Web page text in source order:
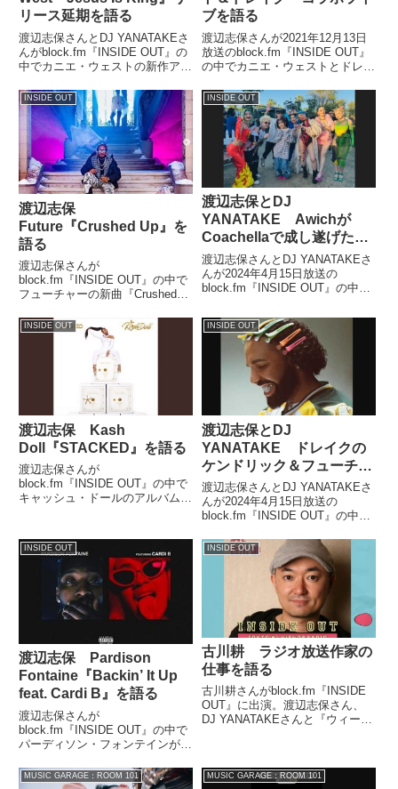
リース延期を語る
渡辺志保さんとDJ YANATAKEさ
んがblock.fm『INSIDE OUT』の
中でカニエ・ウェストの新作アル
予定日からリリース日を延期した
件について話していました。（渡
辺志保）そして私はこの週...
ブを語る
渡辺志保さんが2021年12月13日
放送のblock.fm『INSIDE OUT』
の中でカニエ・ウェストとドレイ
様を話していました。
INSIDE OUT
渡辺志保
Future『Crushed Up』を
語る
渡辺志保さんが
block.fm『INSIDE OUT』の中で
フューチャーの新曲『Crushed
this post on Instagram Jan 18th
album title TBA #FUTU...
INSIDE OUT
渡辺志保とDJ
YANATAKE Awichが
Coachellaで成し遂げた偉
業を語る
渡辺志保さんとDJ YANATAKEさ
んが2024年4月15日放送の
block.fm『INSIDE OUT』の中で
についてトーク。88risingステー
ジに登場したAwichが成し遂げた
偉業について、話していました。
INSIDE OUT
渡辺志保 Kash
Doll『STACKED』を語る
渡辺志保さんが
block.fm『INSIDE OUT』の中で
キャッシュ・ドールのアルバム
した。10/4 I’ll b giving birth to
my firs...
INSIDE OUT
渡辺志保とDJ
YANATAKE ドレイクの
ケンドリック＆フューチャ
ーへのアンサー曲を語る
渡辺志保さんとDJ YANATAKEさ
んが2024年4月15日放送の
block.fm『INSIDE OUT』の中で
のアルバムでのケンドリック・ラ
マーをフューチャーした『Like
That』でのドレイク＆J・コール
へのディスを発端とした諍いにつ
いてトーク。J・コールのアンサ
ー曲撤回やドレイクのリークされ
たアンサー曲の内容などについて
話していました。
INSIDE OUT
渡辺志保 Pardison
Fontaine『Backin’ It Up
feat. Cardi B』を語る
渡辺志保さんが
block.fm『INSIDE OUT』の中で
パーディソン・フォンテインがカ
『Backin’ It Up』を紹介していま
INSIDE OUT
古川耕 ラジオ放送作家の
仕事を語る
古川耕さんがblock.fm『INSIDE
OUT』に出演。渡辺志保さん、
DJ YANATAKEさんと『ウィーク
仕事について話していました。
MUSIC GARAGE：ROOM 101 MUSIC GARAGE：ROOM 101